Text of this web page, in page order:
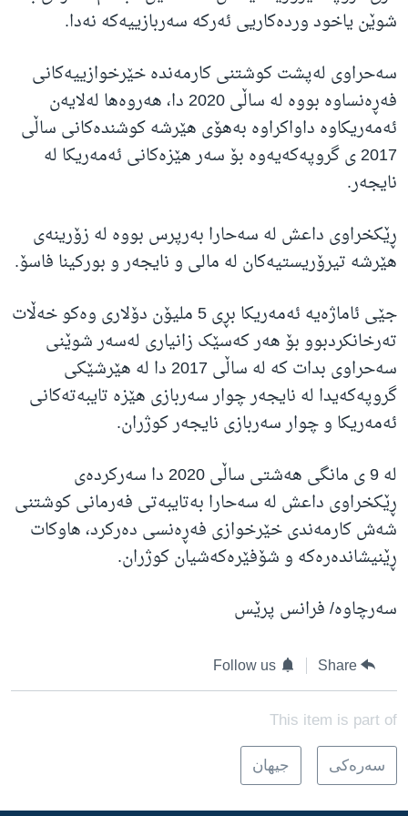
شوێن یاخود وردەکاریی ئەرکە سەربازییەکە نەدا.
سەحراوی لەپشت کوشتنی کارمەندە خێرخوازییەکانی
فەڕەنساوە بووە لە ساڵی 2020 دا، هەروەها لەلایەن
ئەمەریکاوە داواکراوە بەهۆی هێرشە کوشندەکانی ساڵی
2017 ی گروپەکەیەوە بۆ سەر هێزەکانی ئەمەریکا لە
نایجەر.
ڕێکخراوی داعش لە سەحارا بەرپرس بووە لە زۆرینەی
هێرشە تیرۆریستیەکان لە مالی و نایجەر و بورکینا فاسۆ.
جێی ئاماژەیە ئەمەریکا بڕی 5 ملیۆن دۆلاری وەکو خەڵات
تەرخانکردبوو بۆ هەر کەسێک زانیاری لەسەر شوێنی
سەحراوی بدات کە لە ساڵی 2017 دا لە هێرشێکی
گروپەکەیدا لە نایجەر چوار سەربازی هێزە تایبەتەکانی
ئەمەریکا و چوار سەربازی نایجەر کوژران.
لە 9 ی مانگی هەشتی ساڵی 2020 دا سەرکردەی
ڕێکخراوی داعش لە سەحارا بەتایبەتی فەرمانی کوشتنی
شەش کارمەندی خێرخوازی فەڕەنسی دەرکرد، هاوکات
ڕێنیشاندەرەکە و شۆفێرەکەشیان کوژران.
سەرچاوە/ فرانس پرێس
Share
Follow us
This item is part of
سه‌ره‌کی جیهان